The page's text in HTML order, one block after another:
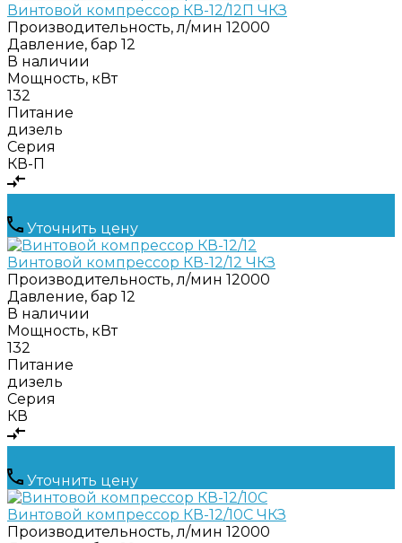
Винтовой компрессор КВ-12/12П ЧКЗ
Производительность, л/мин 12000
Давление, бар 12
В наличии
Мощность, кВт
132
Питание
дизель
Серия
КВ-П
Уточнить цену
Винтовой компрессор КВ-12/12 ЧКЗ
Производительность, л/мин 12000
Давление, бар 12
В наличии
Мощность, кВт
132
Питание
дизель
Серия
КВ
Уточнить цену
Винтовой компрессор КВ-12/10С ЧКЗ
Производительность, л/мин 12000